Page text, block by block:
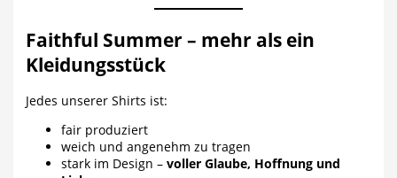
Faithful Summer – mehr als ein
Kleidungsstück
Jedes unserer Shirts ist:
fair produziert
weich und angenehm zu tragen
stark im Design –voller Glaube, Hoffnung und